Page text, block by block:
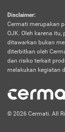
Disclaimer:
Cermati merupakan
OJK. Oleh karena
ditawarkan bukan
diterbitkan oleh
dan risiko terkait
melakukan kegiatan
© 2026 Cermati. All